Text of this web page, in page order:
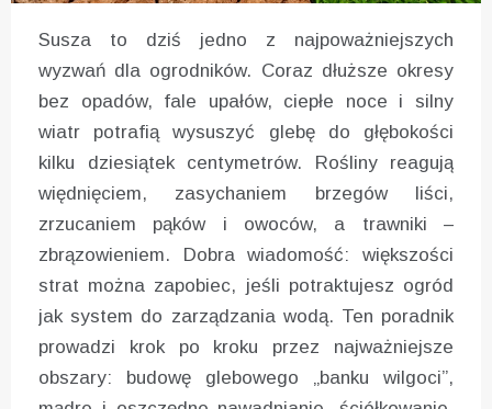
Susza to dziś jedno z najpoważniejszych
wyzwań dla ogrodników. Coraz dłuższe okresy
bez opadów, fale upałów, ciepłe noce i silny
wiatr potrafią wysuszyć glebę do głębokości
kilku dziesiątek centymetrów. Rośliny reagują
więdnięciem, zasychaniem brzegów liści,
zrzucaniem pąków i owoców, a trawniki –
zbrązowieniem. Dobra wiadomość: większości
strat można zapobiec, jeśli potraktujesz ogród
jak system do zarządzania wodą. Ten poradnik
prowadzi krok po kroku przez najważniejsze
obszary: budowę glebowego „banku wilgoci”,